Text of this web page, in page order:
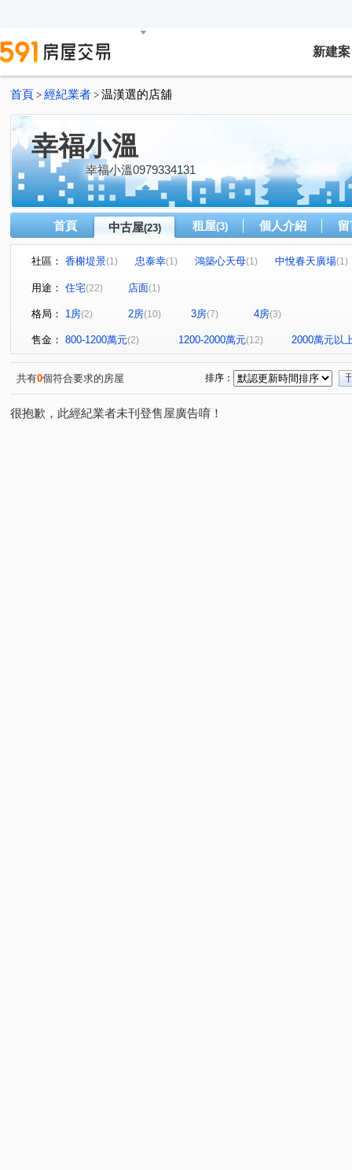
新建案
首頁 > 經紀業者 > 温漢選的店舖
幸福小溫
幸福小溫0979334131
首頁 中古屋(23) 租屋(3) 個人介紹
社區： 香榭堤景(1) 忠泰幸(1) 鴻築心天母(1) 中悅春天廣場(1)
君邑富疆
日昇大道 京澄園朗 大和富居 (2) 善美館
經國二路(1) 大興路 經國路(1) 有恆路 (1)
文中東
樹仁三街(1) 吉安街(1) 中央街(1) 文中三路(3)
中埔
興林路(1) 幸福路 (1) 寶慶路(1)
中華路
中正路(1)
用途： 住宅(22) 店面(1)
格局： 1房(2) 2房(10) 3房(7) 4房(3)
售金： 800-1200萬元(2) 1200-2000萬元(12) 2000萬元以
共有0個符合要求的房屋 排序：
很抱歉，此經紀業者未刊登售屋廣告唷！